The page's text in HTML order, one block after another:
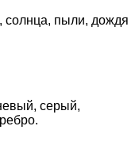
солнца, пыли, дождя
серый,